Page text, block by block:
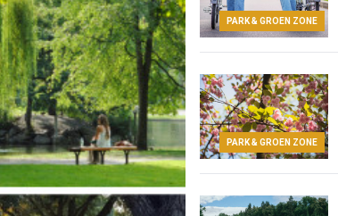
PARK & GROEN ZONE
PARK & GROEN ZONE